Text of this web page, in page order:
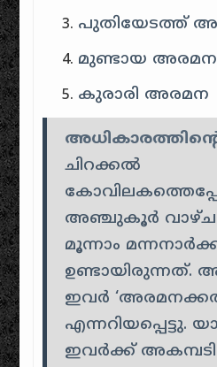
പുതിയേടത്ത്
മുണ്ടായ അരമന
കുരാരി അരമന
ചിറക്കൽ
അഞ്ചുകൂർ
മൂന്നാം
ഉണ്ടായിരുന്നത്.
ഇവർ
എന്നറിയപ്പെട്ടു.
ഇവർക്ക്